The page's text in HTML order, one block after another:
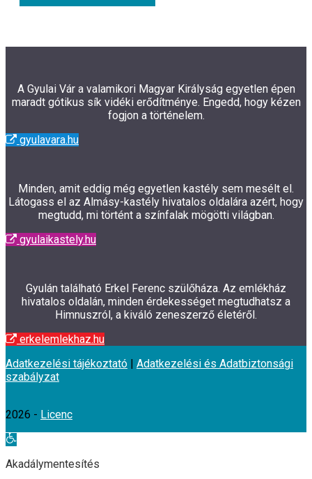
A Gyulai Vár a valamikori Magyar Királyság egyetlen épen
maradt gótikus sík vidéki erődítménye. Engedd, hogy kézen
fogjon a történelem.
gyulavara.hu
Minden, amit eddig még egyetlen kastély sem mesélt el.
Látogass el az Almásy-kastély hivatalos oldalára azért, hogy
megtudd, mi történt a színfalak mögötti világban.
gyulaikastely.hu
Gyulán található Erkel Ferenc szülőháza. Az emlékház
hivatalos oldalán, minden érdekességet megtudhatsz a
Himnuszról, a kiváló zeneszerző életéről.
erkelemlekhaz.hu
Adatkezelési tájékoztató | Adatkezelési és Adatbiztonsági
szabályzat
2026 - Licenc
Eszköztár
Akadálymentesítés